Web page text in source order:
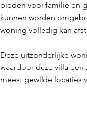
bieden voor familie en
kunnen worden
woning volledig kan
Deze uitzonderlijke
waardoor deze villa
meest gewilde locaties